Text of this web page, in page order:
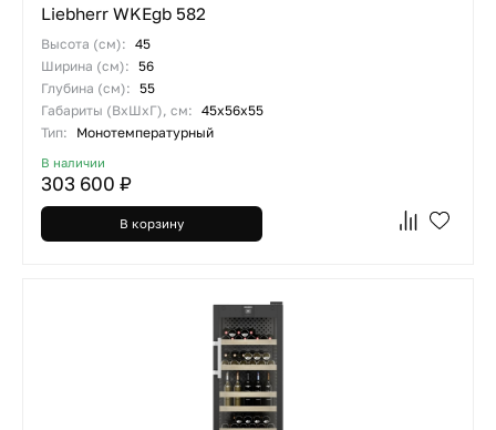
Liebherr WKEgb 582
Высота (см): 45
Ширина (см): 56
Глубина (см): 55
Габариты (ВхШхГ), см: 45x56x55
Тип:
Монотемпературный
В наличии
303 600 ₽
В корзину